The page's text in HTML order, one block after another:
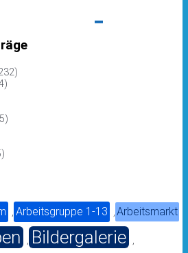
, Arbeitsgruppe 1-13 ,Arbeitsmarkt
, Bildergalerie ,